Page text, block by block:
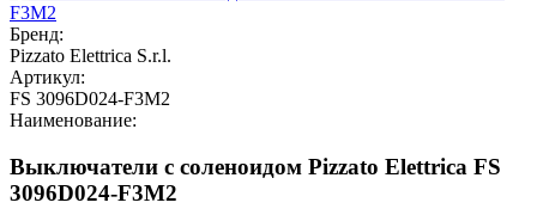
Бренд:
Pizzato Elettrica S.r.l.
Артикул:
FS 3096D024-F3M2
Наименование:
Выключатели с соленоидом Pizzato Elettrica FS
3096D024-F3M2